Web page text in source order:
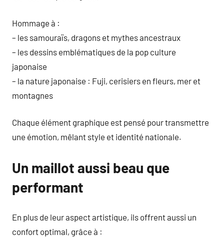
Hommage à :
– les samouraïs, dragons et mythes ancestraux
– les dessins emblématiques de la pop culture
japonaise
– la nature japonaise : Fuji, cerisiers en fleurs, mer et
montagnes
Chaque élément graphique est pensé pour transmettre
une émotion, mêlant style et identité nationale.
Un maillot aussi beau que
performant
En plus de leur aspect artistique, ils offrent aussi un
confort optimal, grâce à :